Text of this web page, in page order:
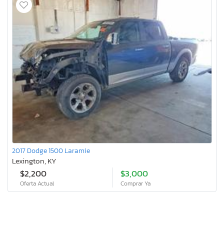
2017 Dodge 1500 Laramie
Lexington, KY
$2,200
Oferta Actual
$3,000
Comprar Ya